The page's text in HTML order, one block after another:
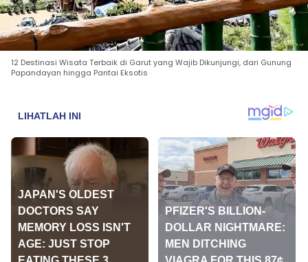
12 Destinasi Wisata Terbaik di Garut yang Wajib Dikunjungi, dari Gunung
Papandayan hingga Pantai Eksotis